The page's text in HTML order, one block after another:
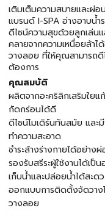
เติมเต็มความสบายและผ่
แบรนด์ I-SPA อ่างอาบน้
ดีไซน์ความสุขด้วยลูกเล่น
คลายจากความเหนื่อยล้า
วางลอย ที่ให้คุณสามารถ
ต้องการ
คุณสมบัติ
ผลิตจากอะคริลิกเสริมใย
กัดกร่อนได้ดี
ดีไซน์โมเดิร์นทันสมัย และ
ทำความสะอาด
ชำระล้างร่างกายได้อย่า
รองรับสรีระผู้ใช้งานได้เป็
เก็บน้ำและปล่อยน้ำได้สะ
ออกแบบการติดตั้งจัดวา
วางลอย